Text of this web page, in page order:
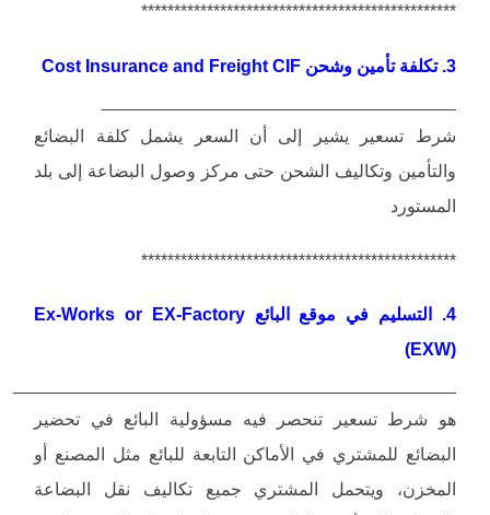
************************************************
3. تكلفة تأمين وشحن Cost Insurance and Freight CIF
شرط تسعير يشير إلى أن السعر يشمل كلفة البضائع
والتأمين وتكاليف الشحن حتى مركز وصول البضاعة إلى بلد
المستورد
************************************************
4. التسليم في موقع البائع Ex-Works or EX-Factory
(EXW)
هو شرط تسعير تنحصر فيه مسؤولية البائع في تحضير
البضائع للمشتري في الأماكن التابعة للبائع مثل المصنع أو
المخزن، ويتحمل المشتري جميع تكاليف نقل البضاعة